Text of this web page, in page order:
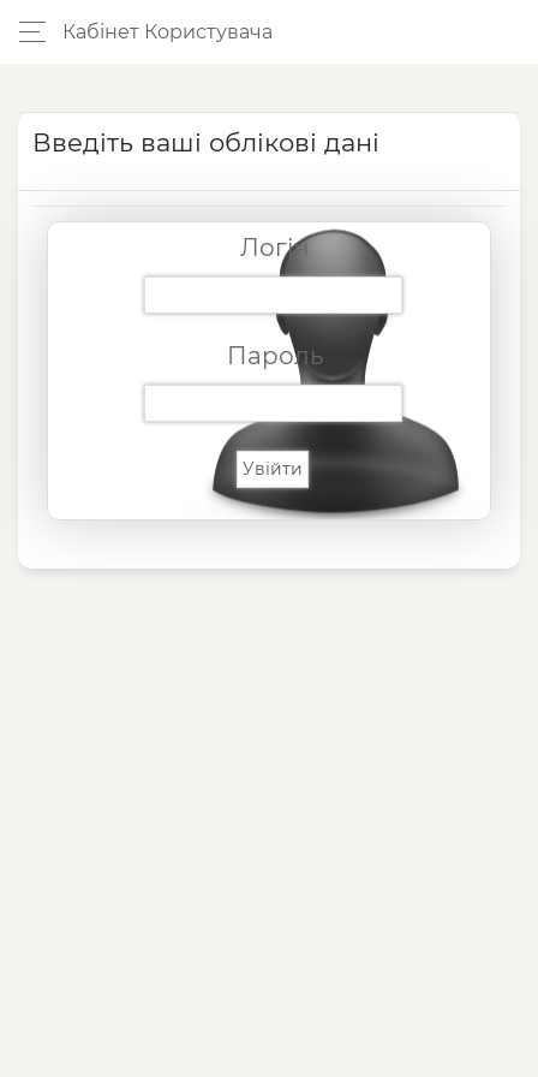
Кабінет Користувача
Введіть ваші облікові дані
Логін
Пароль